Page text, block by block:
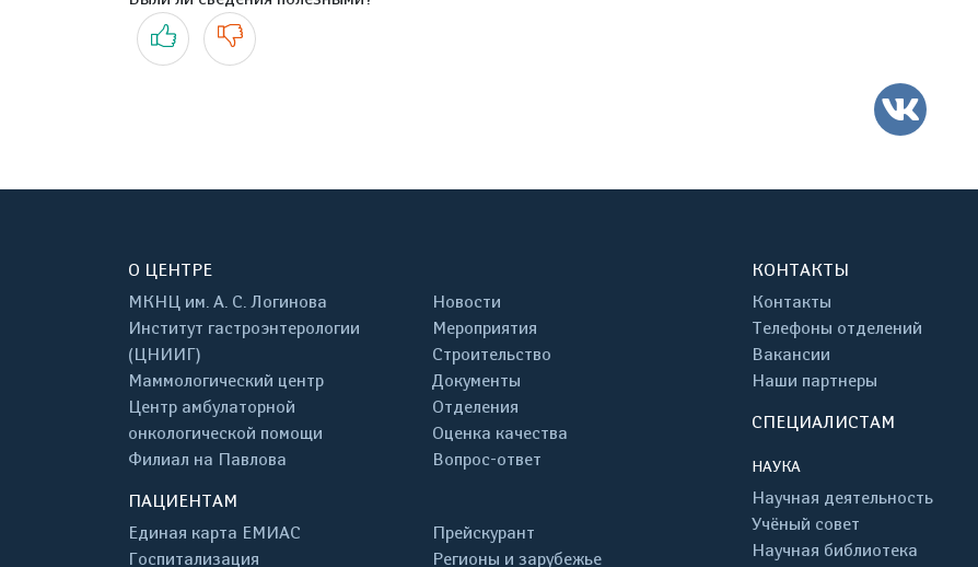
Да Нет
О ЦЕНТРЕ
МКНЦ им. А. С. Логинова
Институт гастроэнтерологии
(ЦНИИГ)
Маммологический центр
Центр амбулаторной
онкологической помощи
Филиал на Павлова
Новости
Мероприятия
Строительство
Документы
Отделения
Оценка качества
Вопрос-ответ
ПАЦИЕНТАМ
Единая карта ЕМИАС
Госпитализация
Прейскурант
Регионы и зарубежье
КОНТАКТЫ
Контакты
Телефоны отделений
Вакансии
Наши партнеры
СПЕЦИАЛИСТАМ
НАУКА
Научная деятельность
Учёный совет
Научная библиотека